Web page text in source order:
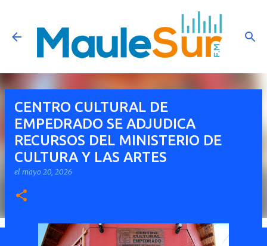
Ir al contenido principal
CENTRO CULTURAL DE
EMPEDRADO SE ADJUDICA
RECURSOS DEL MINISTERIO DE
CULTURA Y LAS ARTES
el mayo 20, 2026